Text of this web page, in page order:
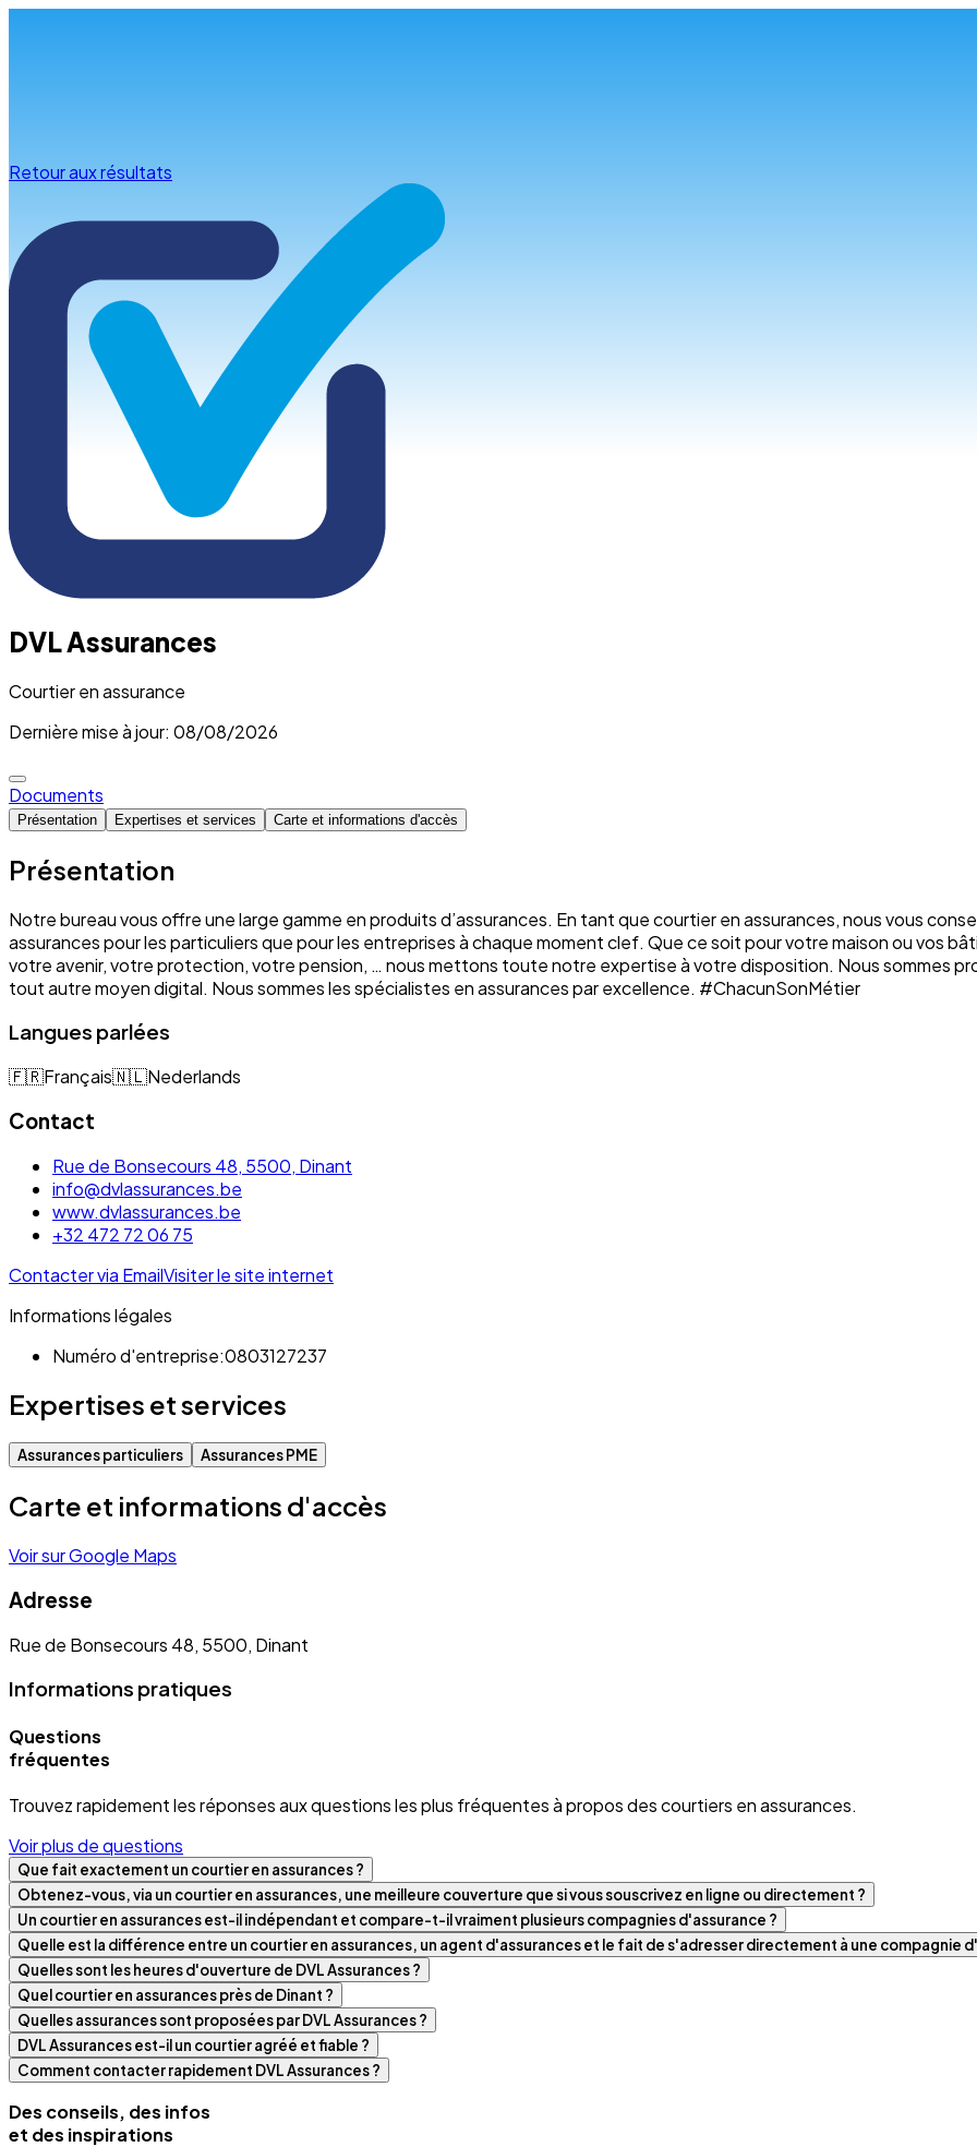
Retour aux résultats
DVL Assurances
Courtier en assurance
Dernière mise à jour: 08/08/2026
Documents
Présentation Expertises et services Carte et informations d'accès
Présentation
Notre bureau vous offre une large gamme en produits d’assurances. En tant que courtier en assurances, nous vous
assurances pour les particuliers que pour les entreprises à chaque moment clef. Que ce soit pour votre maison ou vos
votre avenir, votre protection, votre pension, … nous mettons toute notre expertise à votre disposition. Nous sommes
tout autre moyen digital. Nous sommes les spécialistes en assurances par excellence. #ChacunSonMétier
Langues parlées
🇫🇷Français🇳🇱Nederlands
Contact
Rue de Bonsecours 48, 5500, Dinant
info@dvlassurances.be
www.dvlassurances.be
+32 472 72 06 75
Contacter via EmailVisiter le site internet
Informations légales
Numéro d'entreprise:0803127237
Expertises et services
Assurances particuliers Assurances PME
Carte et informations d'accès
Voir sur Google Maps
Adresse
Rue de Bonsecours 48, 5500, Dinant
Informations pratiques
Questions
fréquentes
Trouvez rapidement les réponses aux questions les plus fréquentes à propos des courtiers en assurances.
Voir plus de questions
Que fait exactement un courtier en assurances ?
Obtenez-vous, via un courtier en assurances, une meilleure couverture que si vous souscrivez en ligne ou directement ?
Un courtier en assurances est-il indépendant et compare-t-il vraiment plusieurs compagnies d'assurance ?
Quelle est la différence entre un courtier en assurances, un agent d'assurances et le fait de s'adresser directement à une compagnie
Quelles sont les heures d'ouverture de DVL Assurances ?
Quel courtier en assurances près de Dinant ?
Quelles assurances sont proposées par DVL Assurances ?
DVL Assurances est-il un courtier agréé et fiable ?
Comment contacter rapidement DVL Assurances ?
Des conseils, des infos
et des inspirations